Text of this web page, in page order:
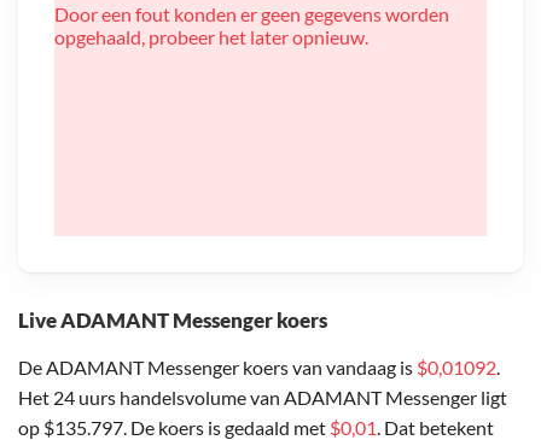
Live ADAMANT Messenger koers
De ADAMANT Messenger koers van vandaag is $0,01092.
Het 24 uurs handelsvolume van ADAMANT Messenger ligt
op $135.797. De koers is gedaald met $0,01. Dat betekent
Door een fout konden er geen gegevens worden
opgehaald, probeer het later opnieuw.